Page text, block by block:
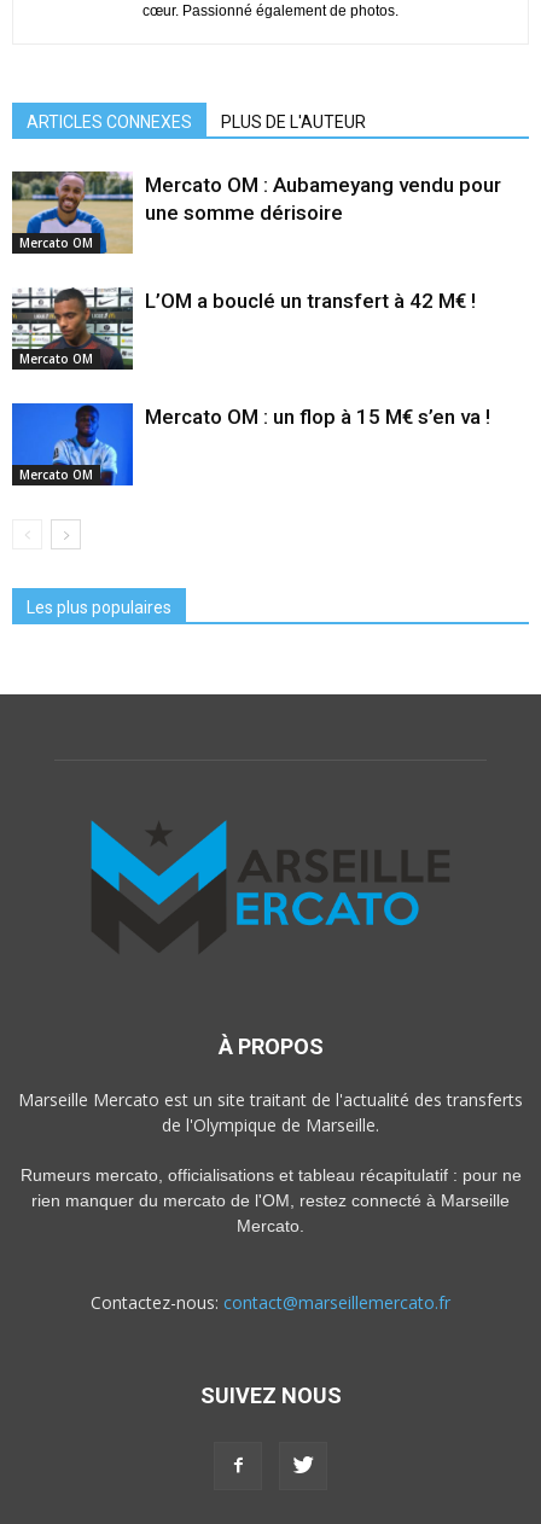
cœur. Passionné également de photos.
ARTICLES CONNEXES PLUS DE L'AUTEUR
Mercato OM
Mercato OM : Aubameyang vendu pour
une somme dérisoire
Mercato OM
L’OM a bouclé un transfert à 42 M€ !
Mercato OM
Mercato OM : un flop à 15 M€ s’en va !
Les plus populaires
À PROPOS
Marseille Mercato est un site traitant de l'actualité des transferts
de l'Olympique de Marseille.
Rumeurs mercato, officialisations et tableau récapitulatif : pour ne
rien manquer du mercato de l'OM, restez connecté à Marseille
Mercato.
Contactez-nous: contact@marseillemercato.fr
SUIVEZ NOUS